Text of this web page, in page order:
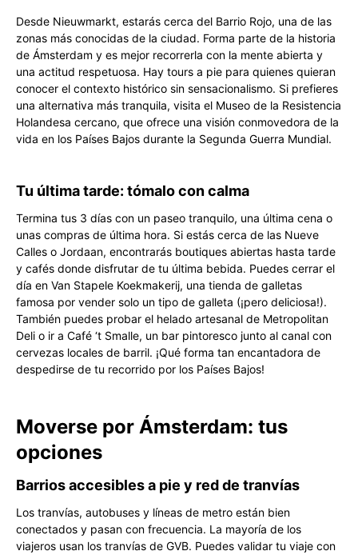
Desde Nieuwmarkt, estarás cerca del Barrio Rojo, una de las
zonas más conocidas de la ciudad. Forma parte de la historia
de Ámsterdam y es mejor recorrerla con la mente abierta y
una actitud respetuosa. Hay tours a pie para quienes quieran
conocer el contexto histórico sin sensacionalismo. Si prefieres
una alternativa más tranquila, visita el Museo de la Resistencia
Holandesa cercano, que ofrece una visión conmovedora de la
vida en los Países Bajos durante la Segunda Guerra Mundial.
Tu última tarde: tómalo con calma
Termina tus 3 días con un paseo tranquilo, una última cena o
unas compras de última hora. Si estás cerca de las Nueve
Calles o Jordaan, encontrarás boutiques abiertas hasta tarde
y cafés donde disfrutar de tu última bebida. Puedes cerrar el
día en Van Stapele Koekmakerij, una tienda de galletas
famosa por vender solo un tipo de galleta (¡pero deliciosa!).
También puedes probar el helado artesanal de Metropolitan
Deli o ir a Café ‘t Smalle, un bar pintoresco junto al canal con
cervezas locales de barril. ¡Qué forma tan encantadora de
despedirse de tu recorrido por los Países Bajos!
Moverse por Ámsterdam: tus
opciones
Barrios accesibles a pie y red de tranvías
Los tranvías, autobuses y líneas de metro están bien
conectados y pasan con frecuencia. La mayoría de los
viajeros usan los tranvías de GVB. Puedes validar tu viaje con